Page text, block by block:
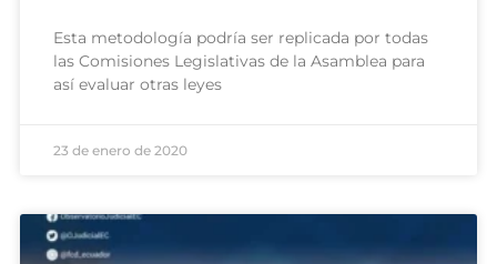
Esta metodología podría ser replicada por todas
las Comisiones Legislativas de la Asamblea para
así evaluar otras leyes
23 de enero de 2020